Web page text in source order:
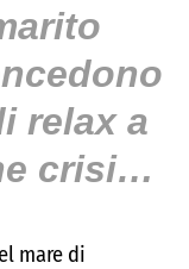
relax a
crisi…
mare di